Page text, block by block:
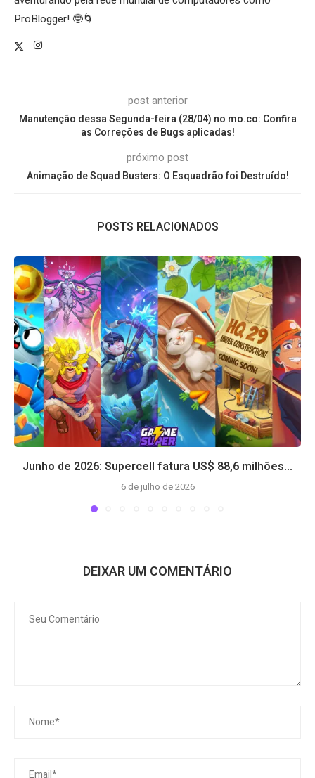
ProBlogger! 🤓🌀
post anterior
Manutenção dessa Segunda-feira (28/04) no mo.co: Confira
as Correções de Bugs aplicadas!
próximo post
Animação de Squad Busters: O Esquadrão foi Destruído!
POSTS RELACIONADOS
Junho de 2026: Supercell fatura US$ 88,6 milhões...
6 de julho de 2026
DEIXAR UM COMENTÁRIO